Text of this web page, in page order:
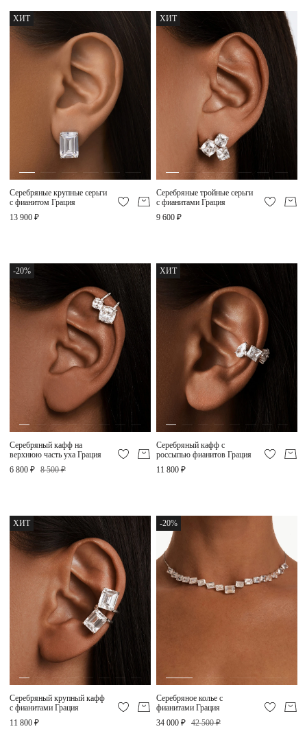
ХИТ
Серебряные крупные серьги
с фианитом Грация
13 900 ₽
ХИТ
Серебряные тройные серьги
с фианитами Грация
9 600 ₽
-20%
Серебряный кафф на
верхнюю часть уха Грация
6 800 ₽ 8 500 ₽
ХИТ
Серебряный кафф с
россыпью фианитов Грация
11 800 ₽
ХИТ
Серебряный крупный кафф
с фианитами Грация
11 800 ₽
-20%
Серебряное колье с
фианитами Грация
34 000 ₽ 42 500 ₽